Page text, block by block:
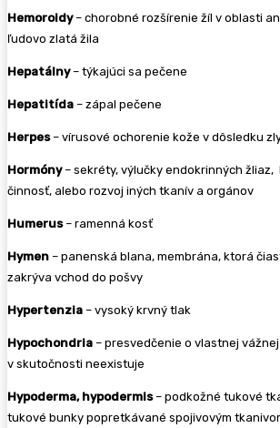
Hemoroidy– chorobné rozšírenie žíl v oblasti
ľudovo zlatá žila
Hepatálny– týkajúci sa pečene
Hepatitída – zápal pečene
Herpes– vírusové ochorenie kože v dôsledku
Hormóny– sekréty, výlučky endokrinných
činnosť, alebo rozvoj iných tkanív a orgánov
Humerus– ramenná kosť
Hymen – panenská blana, membrána, ktorá
zakrýva vchod do pošvy
Hypertenzia – vysoký krvný tlak
Hypochondria – presvedčenie o vlastnej
v skutočnosti neexistuje
Hypoderma, hypodermis– podkožné tukové
tukové bunky popretkávané spojivovým